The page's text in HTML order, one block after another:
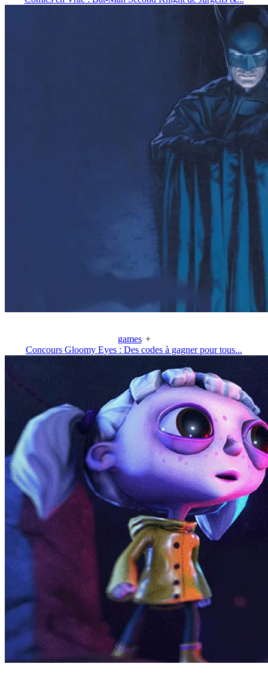
games +
Concours Gloomy Eyes : Des codes à gagner pour tous...